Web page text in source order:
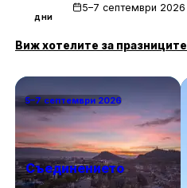
дни
5–7 септември 2026
Виж хотелите за празниците
5–7 септември 2026
Съединението